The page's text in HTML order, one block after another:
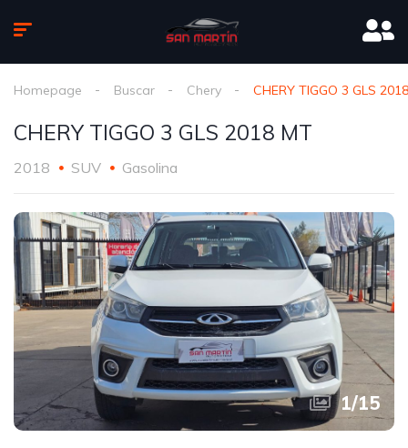
Homepage Buscar Chery CHERY TIGGO 3 GLS
CHERY TIGGO 3 GLS 2018 MT
2018 SUV Gasolina
1/15